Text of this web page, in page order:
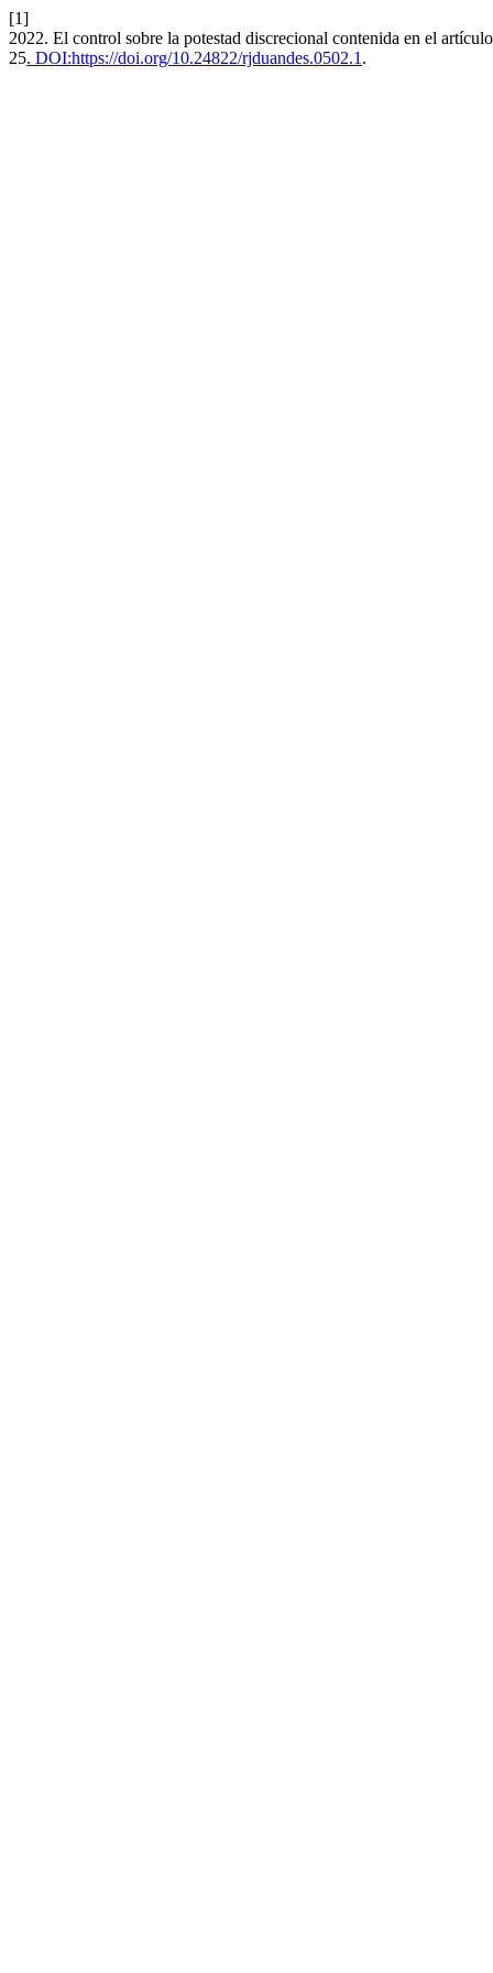
[1]
2022. El control sobre la potestad discrecional contenida en el
25. DOI:https://doi.org/10.24822/rjduandes.0502.1 .